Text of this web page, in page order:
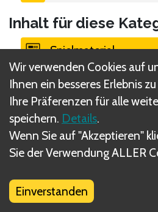
Inhalt für diese
Spielmaterial
Spielmaterial
Inhalt Schachtel 1
Inhalt Schachtel 2
Inhalt Schachtel 3
Wir verwenden Cookies auf
Ihnen ein besseres Erlebnis
Ihre Präferenzen für alle
speichern. Details.
Wenn Sie auf "Akzeptieren"
Sie der Verwendung ALLER
Einverstanden